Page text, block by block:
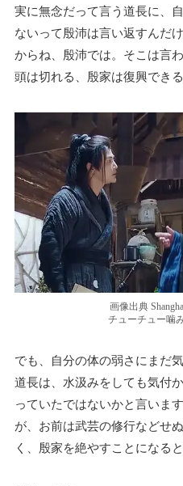
実に無念だって言う道長に、
ないって殷沛は言い返すんだ
からね、殷沛では。そこは言
頭は切れる、殷家は復興でき
画像出典
チューチュー噛
でも、自分の体の弱さにまだ
道長は、水汲みをしても気付
っていたではないかと言いま
が、お前は武芸の修行などせ
く、殷家を絶やすことになる